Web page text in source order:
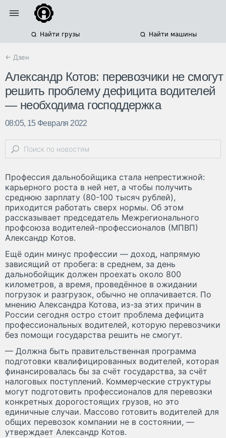
Найти грузы Найти машины
← Дзен
Александр Котов: перевозчики не смогут
решить проблему дефицита водителей
— необходима господдержка
08:05, 15 Февраля 2022
Профессия дальнобойщика стала непрестижной:
карьерного роста в ней нет, а чтобы получить
среднюю зарплату (80-100 тысяч рублей),
приходится работать сверх нормы. Об этом
рассказывает председатель Межрегионального
профсоюза водителей-профессионалов (МПВП)
Александр Котов.
Ещё один минус профессии — доход, напрямую
зависящий от пробега: в среднем, за день
дальнобойщик должен проехать около 800
километров, а время, проведённое в ожидании
погрузок и разгрузок, обычно не оплачивается. По
мнению Александра Котова, из-за этих причин в
России сегодня остро стоит проблема дефицита
профессиональных водителей, которую перевозчики
без помощи государства решить не смогут.
— Должна быть правительственная программа
подготовки квалифицированных водителей, которая
финансировалась бы за счёт государства, за счёт
налоговых поступлений. Коммерческие структуры
могут подготовить профессионалов для перевозки
конкретных дорогостоящих грузов, но это
единичные случаи. Массово готовить водителей для
общих перевозок компании не в состоянии, —
утверждает Александр Котов.